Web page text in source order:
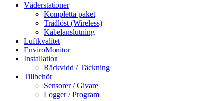
Väderstationer
Kompletta paket
Trådlöst (Wireless)
Kabelanslutning
Luftkvalitet
EnviroMonitor
Installation
Räckvidd / Täckning
Tillbehör
Sensorer / Givare
Logger / Program